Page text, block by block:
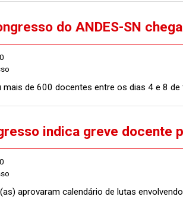
do ANDES-SN
mais de 600 docentes entre os dias 4 e 8
indica greve docente
aprovaram calendário de lutas